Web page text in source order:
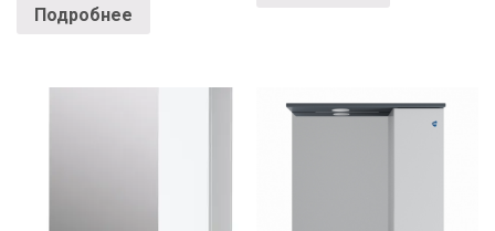
Подробнее